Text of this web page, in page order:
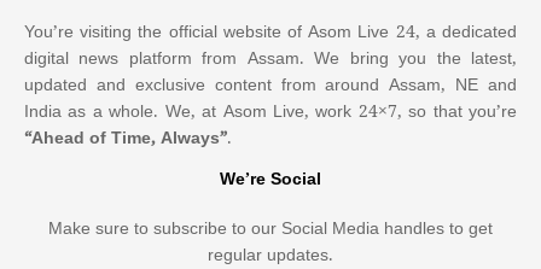
You’re visiting the official website of Asom Live 24, a dedicated
digital news platform from Assam. We bring you the latest,
updated and exclusive content from around Assam, NE and
India as a whole. We, at Asom Live, work 24×7, so that you’re
“Ahead of Time, Always”.
We’re Social
Make sure to subscribe to our Social Media handles to get
regular updates.